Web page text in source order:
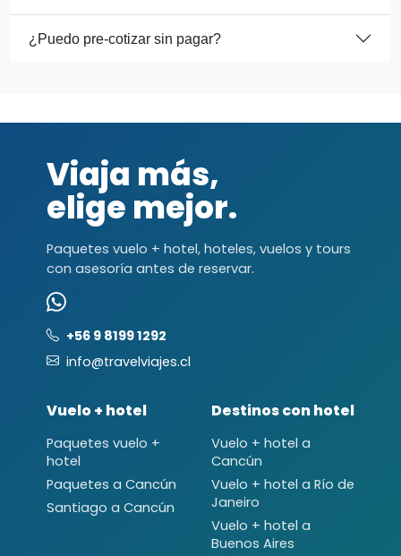
¿Puedo pre-cotizar sin pagar?
Viaja más,
elige mejor.
Paquetes vuelo + hotel, hoteles, vuelos y tours
con asesoría antes de reservar.
+56 9 8199 1292
info@travelviajes.cl
Vuelo + hotel
Paquetes vuelo +
hotel
Paquetes a Cancún
Santiago a Cancún
Destinos con hotel
Vuelo + hotel a
Cancún
Vuelo + hotel a Río de
Janeiro
Vuelo + hotel a
Buenos Aires